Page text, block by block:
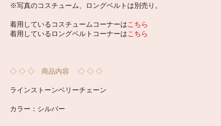
※写真のコスチューム、ロングベルトは別売り。
着用しているコスチュームコーナーはこちら
着用しているロングベルトコーナーはこちら
◇ ◇ ◇ 商品内容 ◇ ◇ ◇
ラインストーンベリーチェーン
カラー：シルバー